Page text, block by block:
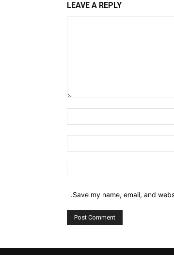
LEAVE A REPLY
Save my name, email, and